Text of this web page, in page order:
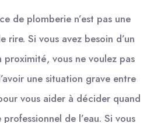
de plomberie n’est pas une
rire. Si vous avez besoin d’un
proximité, vous ne voulez pas
une situation grave entre
vous aider à décider quand
de l’eau. Si vous